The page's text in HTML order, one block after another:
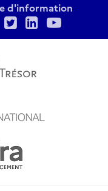
d'information
TwitterLinkedIn